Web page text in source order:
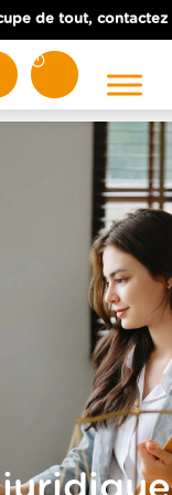
tout, contactez nous !
aux comptes